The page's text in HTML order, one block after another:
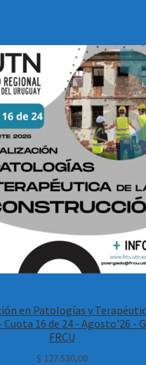
en Patologías y
16 de 24 - Agosto'26 -
FRCU
$ 127.530,00